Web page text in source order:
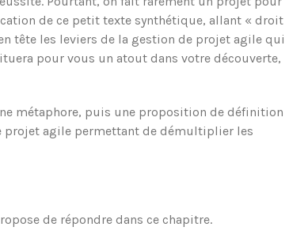
de ce petit texte synthétique, allant « droit
tête les leviers de la gestion de projet agile qui
pour vous un atout dans votre découverte,
métaphore, puis une proposition de définition
projet agile permettant de démultiplier les
de répondre dans ce chapitre.